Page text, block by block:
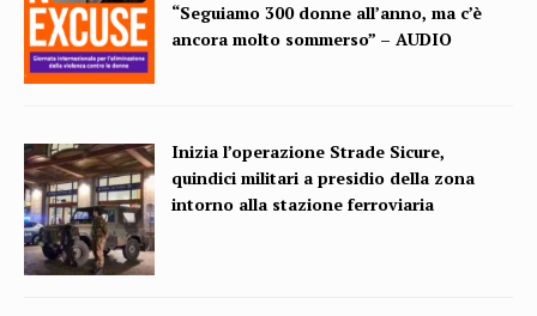
“Seguiamo 300 donne all’anno, ma c’è
ancora molto sommerso” – AUDIO
Inizia l’operazione Strade Sicure,
quindici militari a presidio della zona
intorno alla stazione ferroviaria